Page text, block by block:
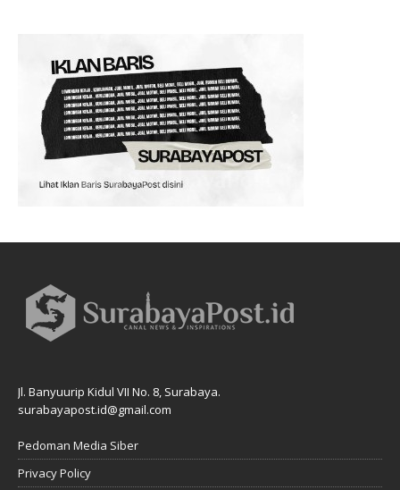
Jl. Banyuurip Kidul VII No. 8, Surabaya.
surabayapost.id@gmail.com
Pedoman Media Siber
Privacy Policy